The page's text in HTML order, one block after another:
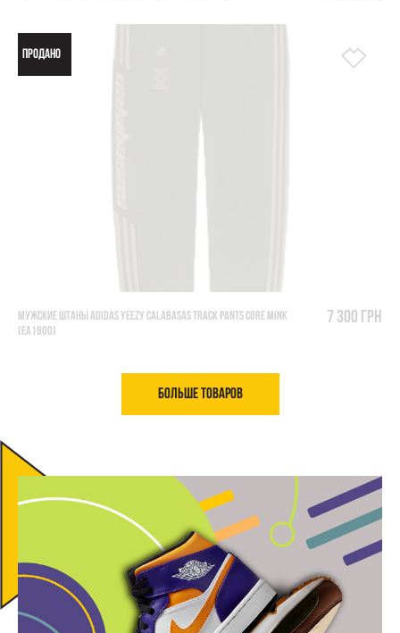
ПРОДАНО
МУЖСКИЕ ШТАНЫ ADIDAS YEEZY CALABASAS TRACK PANTS CORE MINK
(EA1900)
7 300 грн
Больше товаров